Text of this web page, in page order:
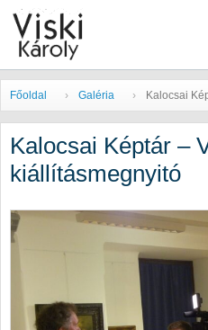
Főoldal Galéria Kalocsai
Kalocsai Képtár –
kiállításmegnyitó